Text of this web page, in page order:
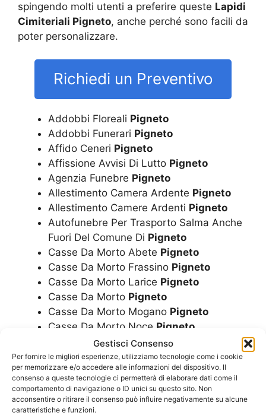
Gestisci Consenso
Per fornire le migliori esperienze, utilizziamo tecnologie come i cookie
per memorizzare e/o accedere alle informazioni del dispositivo. Il
consenso a queste tecnologie ci permetterà di elaborare dati come il
comportamento di navigazione o ID unici su questo sito. Non
acconsentire o ritirare il consenso può influire negativamente su alcune
caratteristiche e funzioni.
spingendo molti utenti a preferire queste Lapidi
Cimiteriali Pigneto, anche perché sono facili da
poter personalizzare.
Richiedi un Preventivo
Addobbi Floreali Pigneto
Addobbi Funerari Pigneto
Affido Ceneri Pigneto
Affissione Avvisi Di Lutto Pigneto
Agenzia Funebre Pigneto
Allestimento Camera Ardente Pigneto
Allestimento Camere Ardenti Pigneto
Autofunebre Per Trasporto Salma Anche
Fuori Del Comune Di Pigneto
Casse Da Morto Abete Pigneto
Casse Da Morto Frassino Pigneto
Casse Da Morto Larice Pigneto
Casse Da Morto Pigneto
Casse Da Morto Mogano Pigneto
Casse Da Morto Noce Pigneto
Casse Da Morto RoverePigneto
Concessione LoculiPigneto
CoronePigneto
Costo CremazionePigneto
Costo Funerale CremazionePigneto
Costo Funerale Economico